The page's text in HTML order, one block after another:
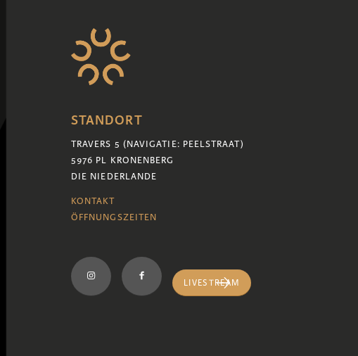
STANDORT
TRAVERS 5 (NAVIGATIE: PEELSTRAAT)
5976 PL KRONENBERG
DIE NIEDERLANDE
KONTAKT
ÖFFNUNGSZEITEN
LIVESTREAM